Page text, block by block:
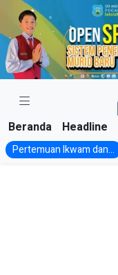
Skip
content
Beranda Headline
Pertemuan Ikwam dan...